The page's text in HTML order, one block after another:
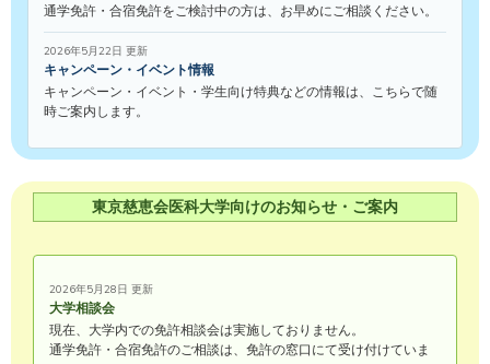
通学免許・合宿免許をご検討中の方は、お早めにご相談ください。
2026年5月22日 更新
キャンペーン・イベント情報
キャンペーン・イベント・学生向け特典などの情報は、こちらで随
時ご案内します。
東京慈恵会医科大学向けのお知らせ・ご案内
2026年5月28日 更新
大学相談会
現在、大学内での免許相談会は実施しておりません。
通学免許・合宿免許のご相談は、免許の窓口にて受け付けていま